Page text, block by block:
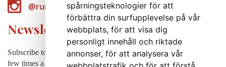
spårningsteknologier för att
förbättra din surfupplevelse på vår
webbplats, för att visa dig
personligt innehåll och riktade
annonser, för att analysera vår
@runabergsfroer
Newsletter
Subscribe to our newsletter to receive news, cultivation tips etc. a
few times a year (in swedish).